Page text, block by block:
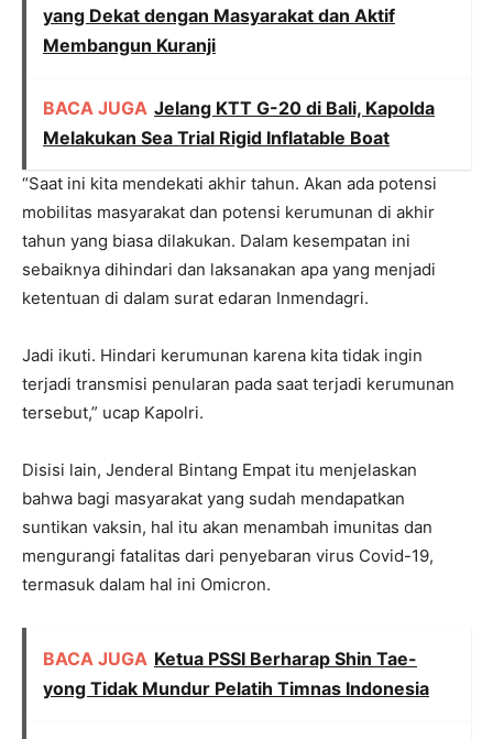
yang Dekat dengan Masyarakat dan Aktif
Membangun Kuranji
BACA JUGA Jelang KTT G-20 di Bali, Kapolda
Melakukan Sea Trial Rigid Inflatable Boat
“Saat ini kita mendekati akhir tahun. Akan ada potensi
mobilitas masyarakat dan potensi kerumunan di akhir
tahun yang biasa dilakukan. Dalam kesempatan ini
sebaiknya dihindari dan laksanakan apa yang menjadi
ketentuan di dalam surat edaran Inmendagri.
Jadi ikuti. Hindari kerumunan karena kita tidak ingin
terjadi transmisi penularan pada saat terjadi kerumunan
tersebut,” ucap Kapolri.
Disisi lain, Jenderal Bintang Empat itu menjelaskan
bahwa bagi masyarakat yang sudah mendapatkan
suntikan vaksin, hal itu akan menambah imunitas dan
mengurangi fatalitas dari penyebaran virus Covid-19,
termasuk dalam hal ini Omicron.
BACA JUGA Ketua PSSI Berharap Shin Tae-
yong Tidak Mundur Pelatih Timnas Indonesia